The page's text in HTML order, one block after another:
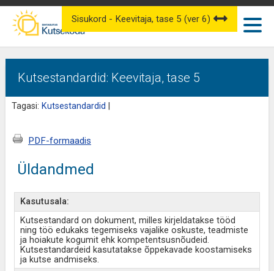
Kutsestandardid: Keevitaja, tase 5
Tagasi: Kutsestandardid
Sisukord - Keevitaja, tase 5 (ver 6)
PDF-formaadis
Üldandmed
Kasutusala:
Kutsestandard on dokument, milles kirjeldatakse tööd
ning töö edukaks tegemiseks vajalike oskuste, teadmiste
ja hoiakute kogumit ehk kompetentsusnõudeid.
Kutsestandardeid kasutatakse õppekavade koostamiseks
ja kutse andmiseks.